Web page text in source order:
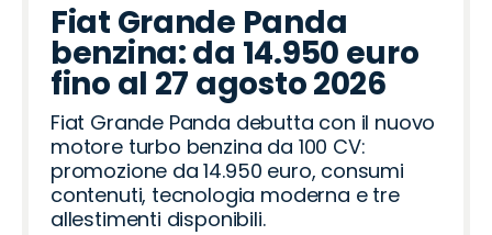
Fiat Grande Panda
benzina: da 14.950 euro
fino al 27 agosto 2026
Fiat Grande Panda debutta con il nuovo
motore turbo benzina da 100 CV:
promozione da 14.950 euro, consumi
contenuti, tecnologia moderna e tre
allestimenti disponibili.